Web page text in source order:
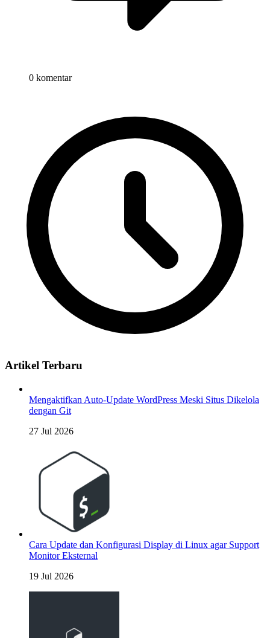
0 komentar
Artikel Terbaru
Mengaktifkan Auto-Update WordPress Meski Situs Dikelola
dengan Git
27 Jul 2026
Cara Update dan Konfigurasi Display di Linux agar Support
Monitor Eksternal
19 Jul 2026